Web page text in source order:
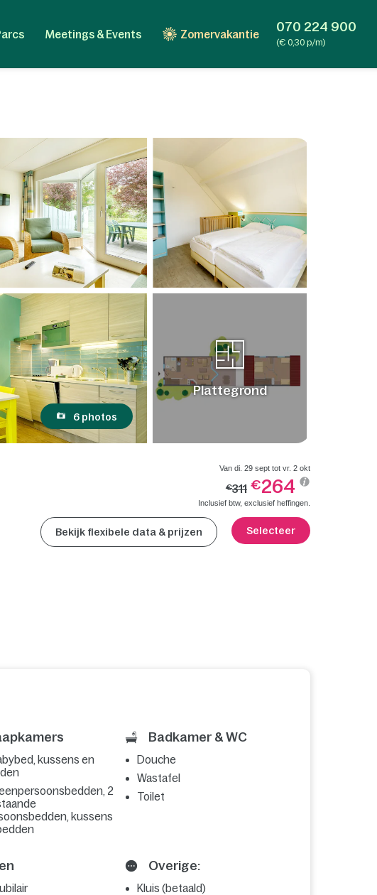
Meetings & Events Zomervakantie 070 224 900
(€ 0,30 p/m)
6 photos
Plattegrond
Van di. 29 sept tot vr. 2 okt
€311 €264
Inclusief btw, exclusief heffingen.
Bekijk flexibele data & prijzen Selecteer
kussens en
2
kussens
Badkamer & WC
Douche
Wastafel
Toilet
Overige:
Kluis (betaald)